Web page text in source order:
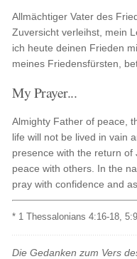
Allmächtiger Vater des
Zuversicht verleihst, mein
ich heute deinen Frieden
meines Friedensfürsten,
My Prayer...
Almighty Father of peace,
life will not be lived in vain
presence with the return
peace with others. In the
pray with confidence and
* 1 Thessalonians 4:16-18,
Die Gedanken zum Vers